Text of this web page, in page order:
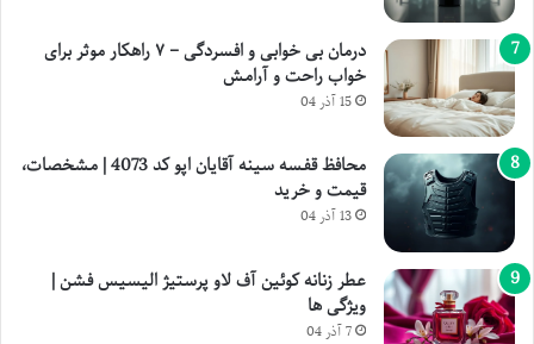
درمان بی خوابی و افسردگی – ۷ راهکار موثر برای
خواب راحت و آرامش
15 آذر 04
محافظ قفسه سینه آقایان اپو کد 4073 | مشخصات،
قیمت و خرید
13 آذر 04
عطر زنانه کوئین آف لاو پرستیژ الیسیس فشن |
ویژگی ها
7 آذر 04